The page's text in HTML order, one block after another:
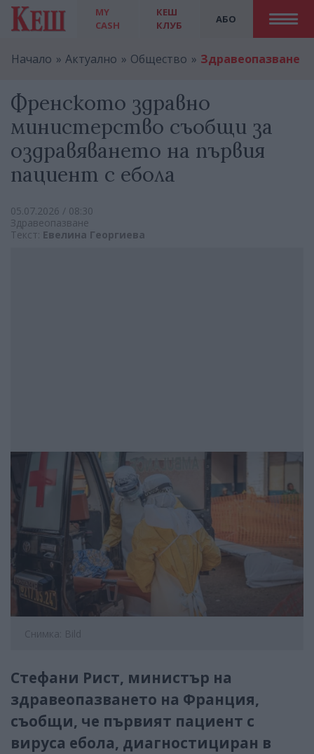
MY
CASH
АБО
КЕШ
КЛУБ
Начало Актуално Общество Здравеопазване
Френското здравно
министерство съобщи за
оздравяването на първия
пациент с ебола
05.07.2026 / 08:30
Здравеопазване
Текст: Евелина Георгиева
Снимка: Bild
Стефани Рист, министър на
здравеопазването на Франция,
съобщи, че първият пациент с
вируса ебола, диагностициран в